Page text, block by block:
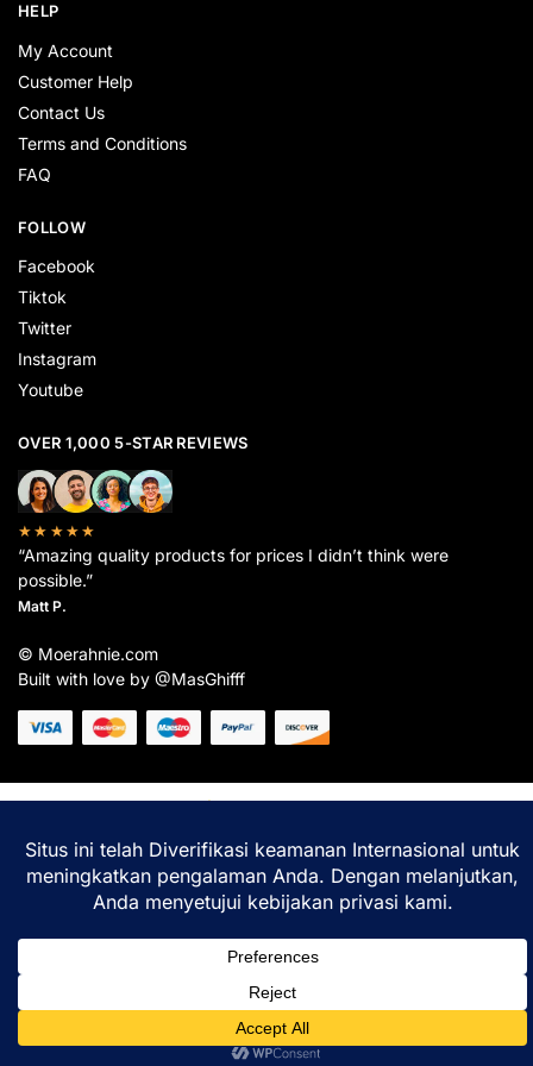
HELP
My Account
Customer Help
Contact Us
Terms and Conditions
FAQ
FOLLOW
Facebook
Tiktok
Twitter
Instagram
Youtube
OVER 1,000 5-STAR REVIEWS
★★★★★
“Amazing quality products for prices I didn’t think were
possible.”
Matt P.
© Moerahnie.com
Built with love by @MasGhifff
Lacak
Moerahnie.com
pengalaman belanja terbaik Anda.